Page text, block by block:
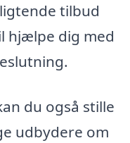
tilbud
hjælpe dig med
du også stille
udbydere om